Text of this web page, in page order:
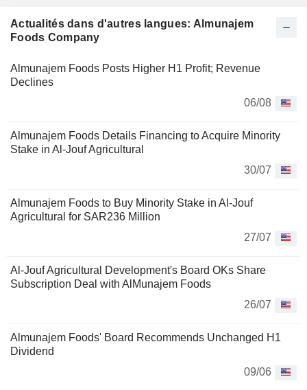
Actualités dans d'autres langues: Almunajem
Foods Company
Almunajem Foods Posts Higher H1 Profit; Revenue
Declines
06/08
Almunajem Foods Details Financing to Acquire Minority
Stake in Al-Jouf Agricultural
30/07
Almunajem Foods to Buy Minority Stake in Al-Jouf
Agricultural for SAR236 Million
27/07
Al-Jouf Agricultural Development's Board OKs Share
Subscription Deal with AlMunajem Foods
26/07
Almunajem Foods' Board Recommends Unchanged H1
Dividend
09/06